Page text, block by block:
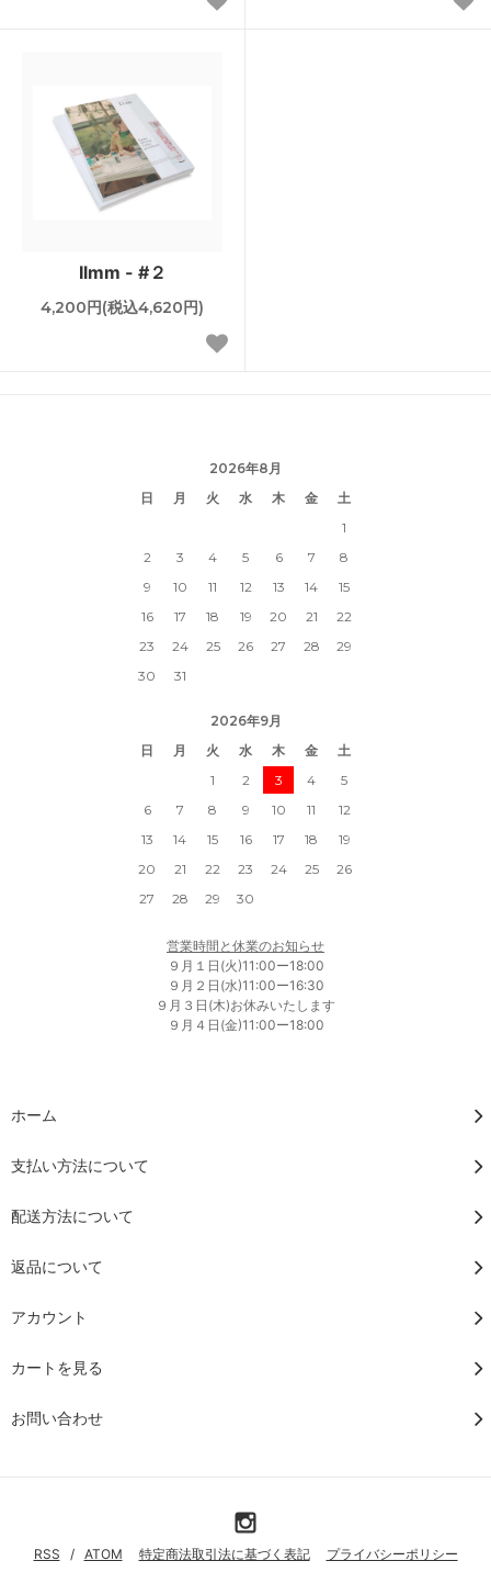
Ilmm - #２
4,200円(税込4,620円)
2026年8月
日
月 火 水 木 金
土
1
2
3 4 5 6 7
8
9
10 11 12 13 14
15
16
17 18 19 20 21
22
23
24 25 26 27 28
29
30
31
2026年9月
日
月 火 水 木 金
土
1
2 3 4
5
6
7 8 9 10 11
12
13
14 15 16 17 18
19
20
21 22 23 24 25
26
27
28 29 30
営業時間と休業のお知らせ
９月１日(火)11:00ー18:00
９月２日(水)11:00ー16:30
９月３日(木)お休みいたします
９月４日(金)11:00ー18:00
ホーム
支払い方法について
配送方法について
返品について
アカウント
カートを見る
お問い合わせ
RSS / ATOM 特定商法取引法に基づく表記 プライバシーポリシー